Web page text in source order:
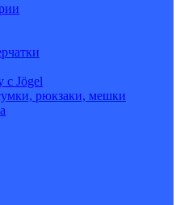
c Jögel
рюкзаки, мешки